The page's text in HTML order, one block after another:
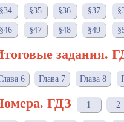
§34 §35 §36 §37
§46 §47 §48 §49
задания.
6 Глава 7 Глава 8
ГДЗ 1 2